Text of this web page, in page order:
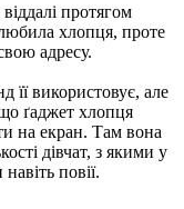
протягом
хлопця, проте
адресу.
її використовує, але
ґаджет хлопця
на екран. Там вона
дівчат, з якими у
повії.